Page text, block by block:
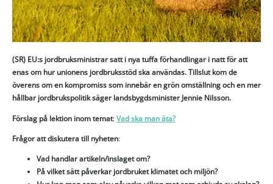
(SR) EU:s jordbruksministrar satt i nya tuffa förhandlingar i natt för att
enas om hur unionens jordbruksstöd ska användas. Tillslut kom de
överens om en kompromiss som innebär en grön omställning och en mer
hållbar jordbrukspolitik säger landsbygdsminister Jennie Nilsson.
Förslag på lektion inom temat:Vad ska man äta?
Frågor att diskutera till nyheten:
Vad handlar artikeln/inslaget om?
På vilket sätt påverkar jordbruket klimatet och miljön?